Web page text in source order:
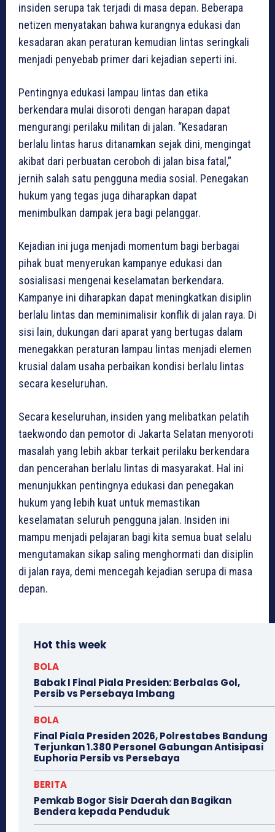
insiden serupa tak terjadi di masa depan. Beberapa
netizen menyatakan bahwa kurangnya edukasi dan
kesadaran akan peraturan kemudian lintas seringkali
menjadi penyebab primer dari kejadian seperti ini.
Pentingnya edukasi lampau lintas dan etika
berkendara mulai disoroti dengan harapan dapat
mengurangi perilaku militan di jalan. “Kesadaran
berlalu lintas harus ditanamkan sejak dini, mengingat
akibat dari perbuatan ceroboh di jalan bisa fatal,”
jernih salah satu pengguna media sosial. Penegakan
hukum yang tegas juga diharapkan dapat
menimbulkan dampak jera bagi pelanggar.
Kejadian ini juga menjadi momentum bagi berbagai
pihak buat menyerukan kampanye edukasi dan
sosialisasi mengenai keselamatan berkendara.
Kampanye ini diharapkan dapat meningkatkan disiplin
berlalu lintas dan meminimalisir konflik di jalan raya. Di
sisi lain, dukungan dari aparat yang bertugas dalam
menegakkan peraturan lampau lintas menjadi elemen
krusial dalam usaha perbaikan kondisi berlalu lintas
secara keseluruhan.
Secara keseluruhan, insiden yang melibatkan pelatih
taekwondo dan pemotor di Jakarta Selatan menyoroti
masalah yang lebih akbar terkait perilaku berkendara
dan pencerahan berlalu lintas di masyarakat. Hal ini
menunjukkan pentingnya edukasi dan penegakan
hukum yang lebih kuat untuk memastikan
keselamatan seluruh pengguna jalan. Insiden ini
mampu menjadi pelajaran bagi kita semua buat selalu
mengutamakan sikap saling menghormati dan disiplin
di jalan raya, demi mencegah kejadian serupa di masa
depan.
Hot this week
BOLA
Babak I Final Piala Presiden: Berbalas Gol,
Persib vs Persebaya Imbang
BOLA
Final Piala Presiden 2026, Polrestabes Bandung
Terjunkan 1.380 Personel Gabungan Antisipasi
Euphoria Persib vs Persebaya
BERITA
Pemkab Bogor Sisir Daerah dan Bagikan
Bendera kepada Penduduk